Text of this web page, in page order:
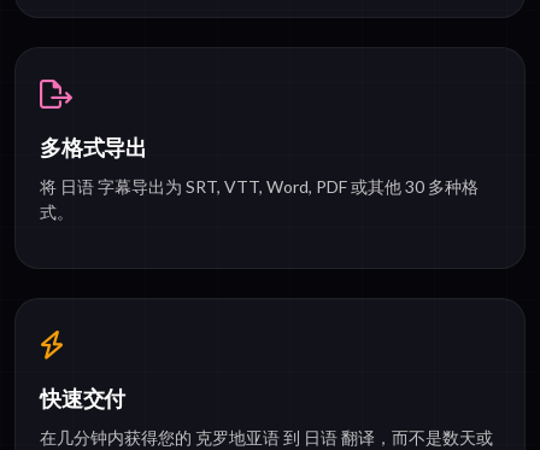
多格式导出
将 日语 字幕导出为 SRT, VTT, Word, PDF 或其他 30 多种格
式。
快速交付
在几分钟内获得您的 克罗地亚语 到 日语 翻译，而不是数天或